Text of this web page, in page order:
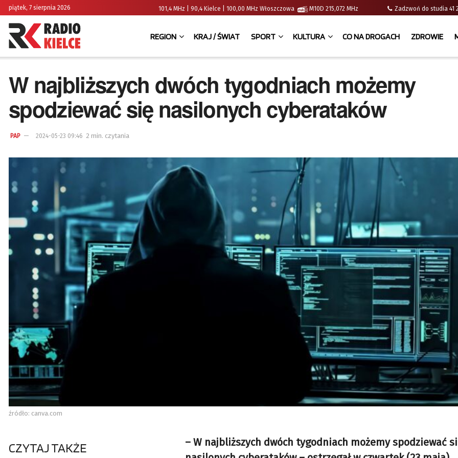
piątek, 7 sierpnia 2026 101,4 MHz | 90,4 Kielce | 100,00 MHz Włoszczowa M10D 215,072 MHz Zadzwoń do studia
REGION KRAJ / ŚWIAT SPORT KULTURA CO NA DROGACH ZDROWIE
W najbliższych dwóch tygodniach możemy
spodziewać się nasilonych cyberataków
PAP 2024-05-23 09:46 2 min. czytania
źródło: canva.com
CZYTAJ TAKŻE
– W najbliższych dwóch tygodniach możemy spodziewać